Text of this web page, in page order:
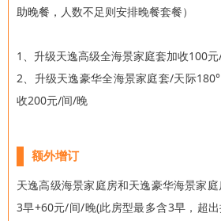
助晚餐， 人数不足则安排晚餐套餐）
1、升级天逸高级全海景家庭套加收100
2、升级天逸豪华全海景家庭套/天际
收200元/间/晚
额外增订
天逸高级海景家庭房和天逸豪华海景家
3早+60元/间/晚(此房型最多含3早，超